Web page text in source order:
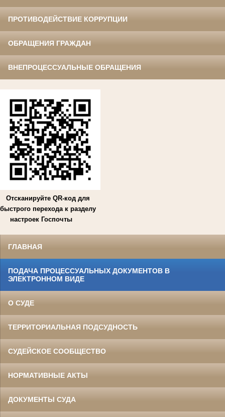
ПРОТИВОДЕЙСТВИЕ КОРРУПЦИИ
ОБРАЩЕНИЯ ГРАЖДАН
ВНЕПРОЦЕССУАЛЬНЫЕ ОБРАЩЕНИЯ
Отсканируйте QR-код для
быстрого перехода к разделу
настроек Госпочты
ГЛАВНАЯ
ПОДАЧА ПРОЦЕССУАЛЬНЫХ ДОКУМЕНТОВ В
ЭЛЕКТРОННОМ ВИДЕ
О СУДЕ
ТЕРРИТОРИАЛЬНАЯ ПОДСУДНОСТЬ
СУДЕЙСКОЕ СООБЩЕСТВО
НОРМАТИВНЫЕ АКТЫ
ДОКУМЕНТЫ СУДА